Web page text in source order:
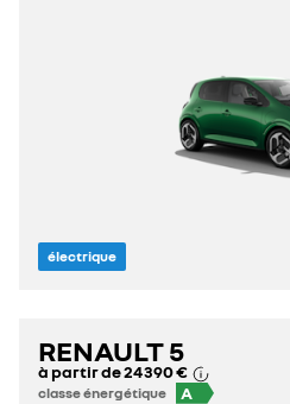
électrique
RENAULT 5
à partir de24 390 €
classe énergétique A